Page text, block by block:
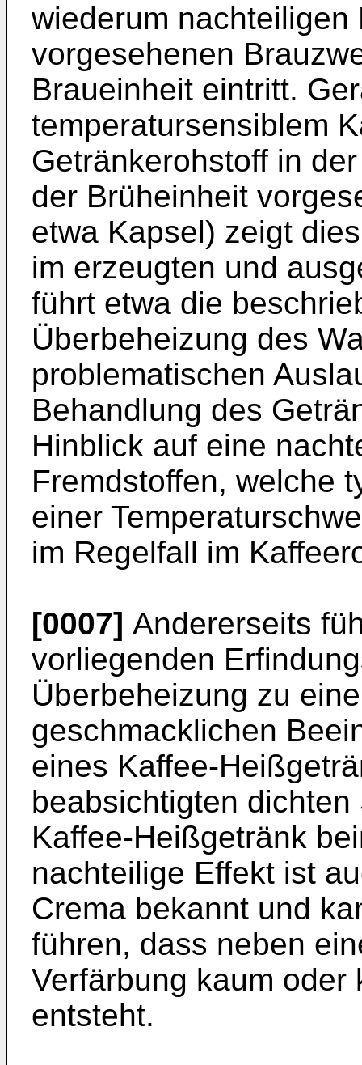
wiederum
vorgesehenen
Braueinheit eintritt.
temperatursensiblem
Getränkerohstoff in
der Brüheinheit
etwa Kapsel) zeigt
im erzeugten und
führt etwa die
Überbeheizung des
problematischen
Behandlung des
Hinblick auf eine
Fremdstoffen, welche
einer
im Regelfall im
[0007] Andererseits
vorliegenden
Überbeheizung zu
geschmacklichen
eines Kaffee-
beabsichtigten
Kaffee-Heißgetränk
nachteilige Effekt ist
Crema bekannt und
führen, dass neben
Verfärbung kaum oder
entsteht.